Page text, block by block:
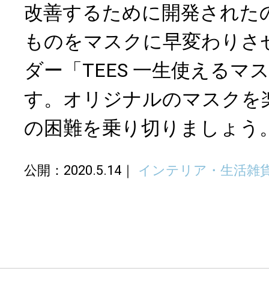
改善するために開発された
ものをマスクに早変わり
ダー「TEES 一生使えるマ
す。オリジナルのマスクを
の困難を乗り切りましょう
公開：2020.5.14 インテリア・生活雑